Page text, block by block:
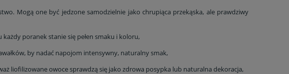
Mogą one być jedzone samodzielnie jako chrupiąca przekąska, ale prawdziwy
poranek stanie się pełen smaku i koloru,
by nadać napojom intensywny, naturalny smak,
liofilizowane owoce sprawdzą się jako zdrowa posypka lub naturalna dekoracja,